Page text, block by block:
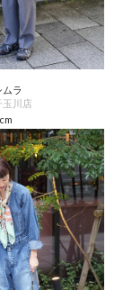
ムラ
玉川店